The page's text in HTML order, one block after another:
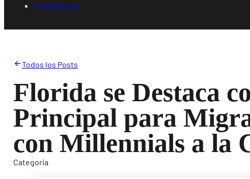
Contáctanos
Todos los Posts
Florida se Destaca
Principal para
con Millennials a la
Categoria